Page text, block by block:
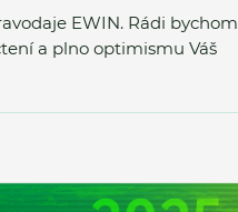
EWIN. Rádi bychom
a plno optimismu Váš